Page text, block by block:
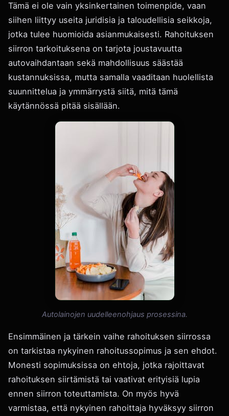
Tämä ei ole vain yksinkertainen toimenpide, vaan
siihen liittyy useita juridisia ja taloudellisia seikkoja,
jotka tulee huomioida asianmukaisesti. Rahoituksen
siirron tarkoituksena on tarjota joustavuutta
autovaihdantaan sekä mahdollisuus säästää
kustannuksissa, mutta samalla vaaditaan huolellista
suunnittelua ja ymmärrystä siitä, mitä tämä
käytännössä pitää sisällään.
Autolainojen uudelleenohjaus prosessina.
Ensimmäinen ja tärkein vaihe rahoituksen siirrossa
on tarkistaa nykyinen rahoitussopimus ja sen ehdot.
Monesti sopimuksissa on ehtoja, jotka rajoittavat
rahoituksen siirtämistä tai vaativat erityisiä lupia
ennen siirron toteuttamista. On myös hyvä
varmistaa, että nykyinen rahoittaja hyväksyy siirron